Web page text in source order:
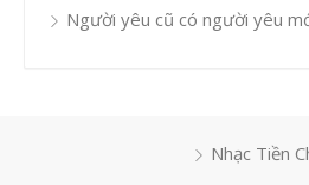
Người yêu cũ có người yêu
Nhạc Tiền